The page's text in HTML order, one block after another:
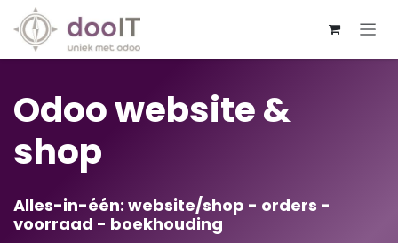
Overslaan naar inhoud
Odoo website &
shop
Alles-in-één: website/shop - orders -
voorraad - boekhouding